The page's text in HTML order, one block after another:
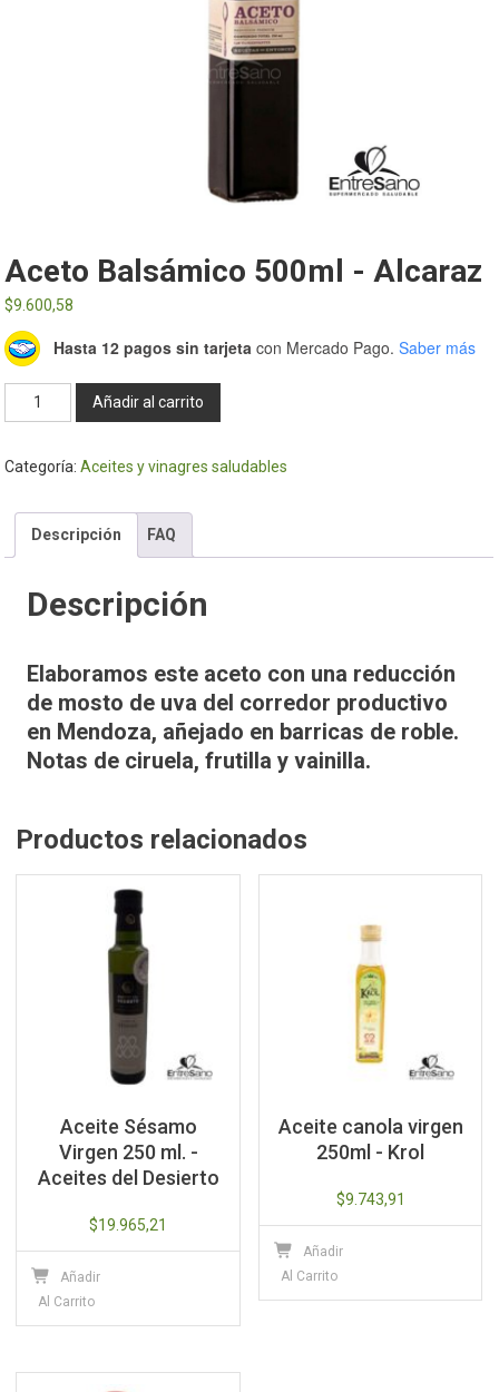
Aceto Balsámico 500ml - Alcaraz
$9.600,58
Hasta 12 pagos sin tarjeta con Mercado Pago. Saber más
Aceto
balsámico
cantidad
Añadir al carrito
Categoría:Aceites y vinagres saludables
Descripción FAQ
Descripción
Elaboramos este aceto con una reducción
de mosto de uva del corredor productivo
en Mendoza, añejado en barricas de roble.
Notas de ciruela, frutilla y vainilla.
Productos relacionados
Aceite Sésamo
Virgen 250 ml. -
Aceites del Desierto
$19.965,21
Añadir
Al Carrito
Aceite canola virgen
250ml - Krol
$9.743,91
Añadir
Al Carrito